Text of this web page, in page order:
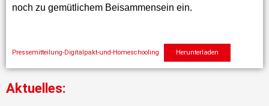
noch zu gemütlichem Beisammensein ein.
Pressemitteilung-Digitalpakt-und-Homeschooling Herunterladen
Aktuelles: